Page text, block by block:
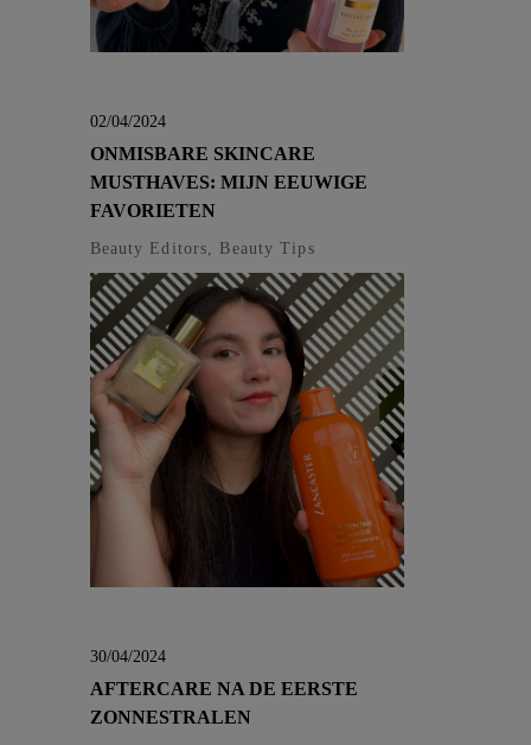
02/04/2024
ONMISBARE SKINCARE
MUSTHAVES: MIJN EEUWIGE
FAVORIETEN
Beauty Editors, Beauty Tips
30/04/2024
AFTERCARE NA DE EERSTE
ZONNESTRALEN